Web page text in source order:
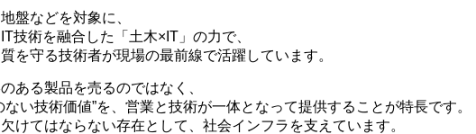
盤などを対象に、
技術を融合した「土木×IT」の力で、
を守る技術者が現場の最前線で活躍しています。
ある製品を売るのではなく、
い技術価値”を、営業と技術が一体となって提供することが特長です。
けてはならない存在として、社会インフラを支えています。